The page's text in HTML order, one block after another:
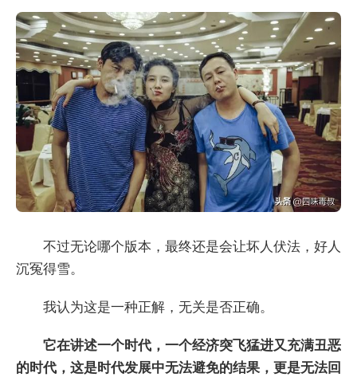
不过无论哪个版本，最终还是会让坏人伏法，好人
沉冤得雪。
我认为这是一种正解，无关是否正确。
它在讲述一个时代，一个经济突飞猛进又充满丑恶
的时代，这是时代发展中无法避免的结果，更是无法回